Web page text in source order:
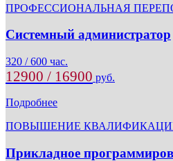
ПРОФЕССИОНАЛЬНАЯ
Системный администратор
320 / 600 час.
12900 / 16900 руб.
Подробнее
ПОВЫШЕНИЕ
Прикладное